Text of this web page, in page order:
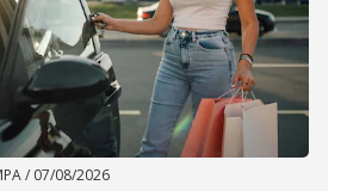
/ 07/08/2026